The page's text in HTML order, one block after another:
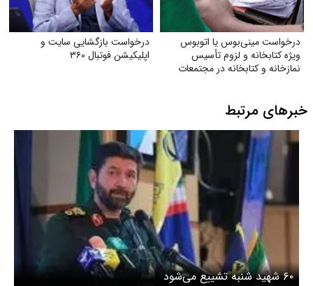
درخواست مینی‌بوس یا اتوبوس
ویژه کتابخانه و لزوم تأسیس
نمازخانه و کتابخانه در مجتمعات
درخواست بازگشایی سایت و
اپلیکیشن فوتبال ۳۶۰
خبرهای مرتبط
۶۰ شهید شنبه تشییع می‌شود